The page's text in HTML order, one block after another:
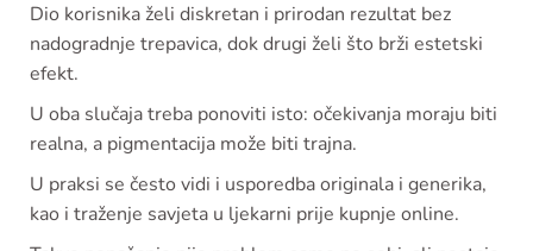
Dio korisnika želi diskretan i prirodan rezultat bez
nadogradnje trepavica, dok drugi želi što brži estetski
efekt.
U oba slučaja treba ponoviti isto: očekivanja moraju biti
realna, a pigmentacija može biti trajna.
U praksi se često vidi i usporedba originala i generika,
kao i traženje savjeta u ljekarni prije kupnje online.